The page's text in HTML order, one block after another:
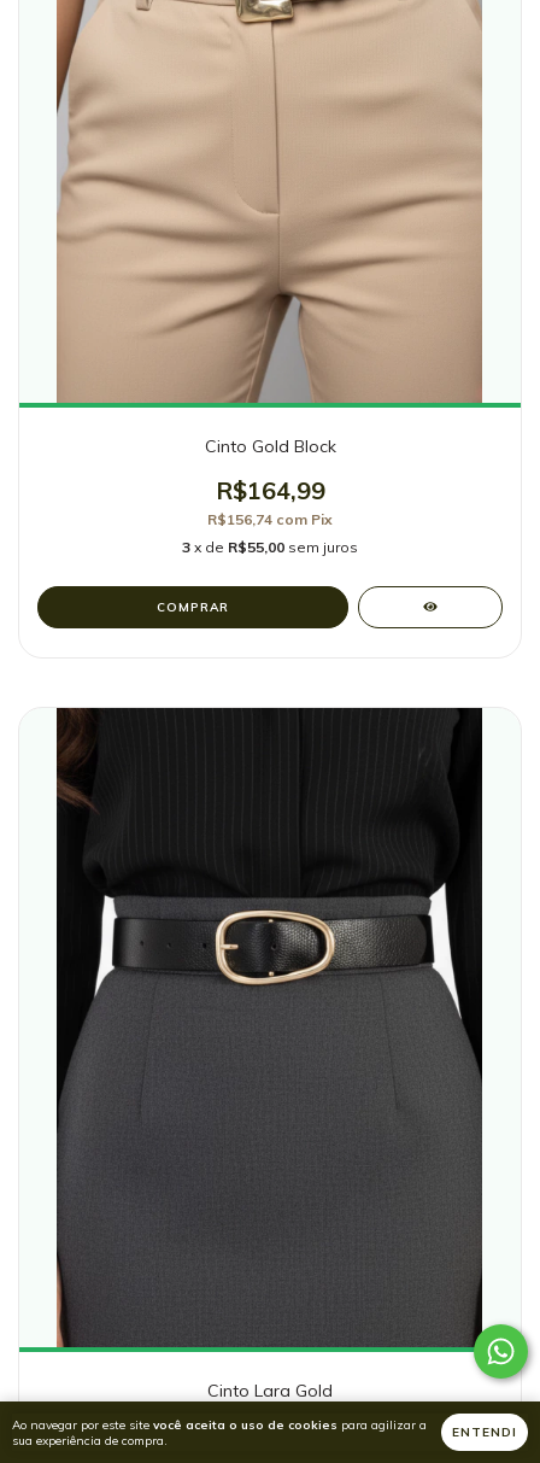
Ao navegar por este site você aceita o uso de cookies para agilizar a
sua experiência de compra.
ENTENDI
Cinto Gold Block
R$164,99
R$156,74 com Pix
3 x de R$55,00 sem juros
COMPRAR
Cinto Lara Gold
R$129,99